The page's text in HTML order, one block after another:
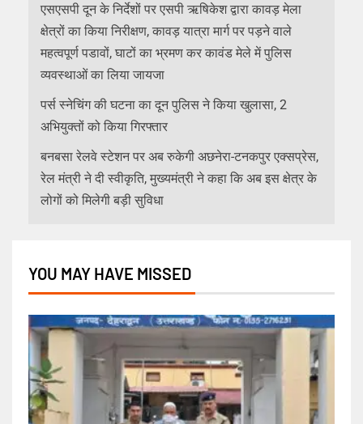
एसएसपी दून के निर्देशों पर एसपी ऋषिकेश द्वारा कावड़ मेला
क्षेत्रों का किया निरीक्षण, कावड़ यात्रा मार्ग पर पड़ने वाले
महत्वपूर्ण पडावों, घाटों का भ्रमण कर कावंड मेले में पुलिस
व्यवस्थाओं का लिया जायजा
पर्स स्नेचिंग की घटना का दून पुलिस ने किया खुलासा, 2
अभियुक्तों को किया गिरफ्तार
बनबसा रेलवे स्टेशन पर अब रुकेगी अछनेरा-टनकपुर एक्सप्रेस,
रेल मंत्री ने दी स्वीकृति, मुख्यमंत्री ने कहा कि अब इस क्षेत्र के
लोगों को मिलेगी बड़ी सुविधा
YOU MAY HAVE MISSED